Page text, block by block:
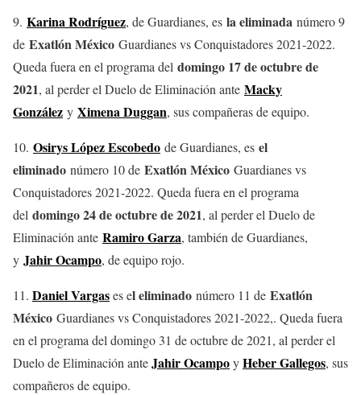
9. Karina Rodríguez, de Guardianes, es la eliminada número 9
de Exatlón México Guardianes vs Conquistadores 2021-2022.
Queda fuera en el programa del domingo 17 de octubre de
2021, al perder el Duelo de Eliminación ante Macky
González y Ximena Duggan, sus compañeras de equipo.
10. Osirys López Escobedo de Guardianes, es el
eliminado número 10 de Exatlón México Guardianes vs
Conquistadores 2021-2022. Queda fuera en el programa
del domingo 24 de octubre de 2021, al perder el Duelo de
Eliminación ante Ramiro Garza, también de Guardianes,
y Jahir Ocampo, de equipo rojo.
11. Daniel Vargases el eliminado número 11 de Exatlón
México Guardianes vs Conquistadores 2021-2022,. Queda fuera
en el programa del domingo 31 de octubre de 2021, al perder el
Duelo de Eliminación anteJahir OcampoyHeber Gallegos, sus
compañeros de equipo.